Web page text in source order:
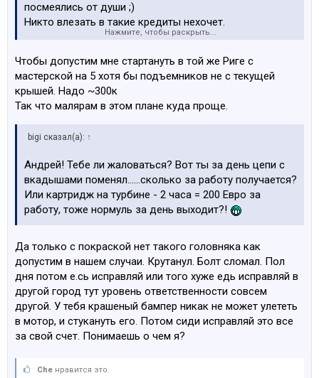
посмеялись от души ;)
Никто влезать в такие кредиты нехочет.
Маляр сказал что надо 70к примерно для старта,
Нажмите, чтобы раскрыть...
Чтобы допустим мне стартануть в той же Риге с
мастерской на 5 хотя бы подъемников не с текущей
крышей. Надо ~300к
Так что малярам в этом плане куда проще.
bigi сказал(а): ↑
Андрей! Тебе ли жаловаться? Вот ты за день цепи с
вкадышами поменял......сколько за работу получается?
Или картридж на турбине - 2 часа = 200 Евро за
работу, тоже нормуль за день выходит?!
Да только с покраской нет такого головняка как
допустим в нашем случаи. Крутанул. Болт сломал. Пол
дня потом е.сь исправляй или того хуже едь исправляй в
другой город тут уровень ответственности совсем
другой. У тебя крашеный бампер никак не может улететь
в мотор, и стукануть его. Потом сиди исправляй это все
за свой счет. Понимаешь о чем я?
Che нравится это.